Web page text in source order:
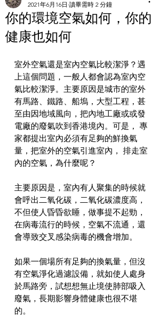
你的環境空氣如何，你的
健康也如何
2021年6月16日 讀畢需時 2 分鐘
室外空氣還是室內空氣比較潔淨？遇
上這個問題，一般人都會認為室內空
氣比較潔淨。主要原因是城市的室外
有馬路、鐵路、船塢，大型工程，甚
至由因地域風向，把內地工廠或或發
電廠的廢氣吹到香港境內。可是， 專
家都提出室內必須有足夠的鮮換氣
量，把室外的空氣引進室內， 排走室
內的空氣，為什麼呢？
主要原因是，室內有人聚集的時候就
會呼出二氧化碳，二氧化碳濃度高，
不但使人昏昏欲睡，做事提不起勁，
在病毒流行的時候，空氣不流通，還
會導致交叉感染病毒的機會增加。
如果一個場所有足夠的換氣量，但沒
有空氣淨化過濾設備，就如使人處身
於馬路旁，試想想無止境使肺部吸入
廢氣，長期影響身體健康也很不堪
的。